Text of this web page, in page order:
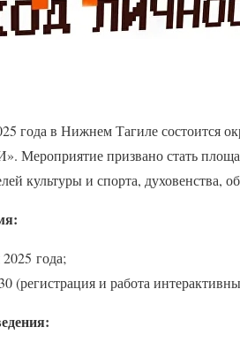
года в Нижнем Тагиле
призвано стать
культуры и спорта,
года;
(регистрация и работа